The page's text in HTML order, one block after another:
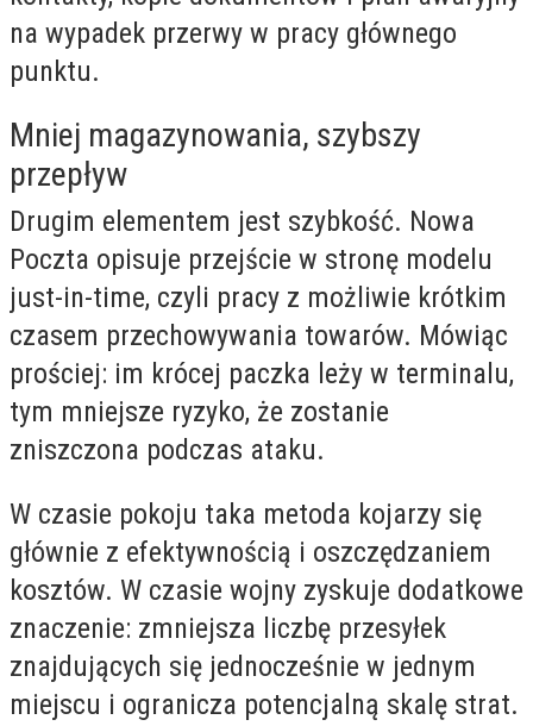
na wypadek przerwy w pracy głównego
punktu.
Mniej magazynowania, szybszy
przepływ
Drugim elementem jest szybkość. Nowa
Poczta opisuje przejście w stronę modelu
just-in-time, czyli pracy z możliwie krótkim
czasem przechowywania towarów. Mówiąc
prościej: im krócej paczka leży w terminalu,
tym mniejsze ryzyko, że zostanie
zniszczona podczas ataku.
W czasie pokoju taka metoda kojarzy się
głównie z efektywnością i oszczędzaniem
kosztów. W czasie wojny zyskuje dodatkowe
znaczenie: zmniejsza liczbę przesyłek
znajdujących się jednocześnie w jednym
miejscu i ogranicza potencjalną skalę strat.